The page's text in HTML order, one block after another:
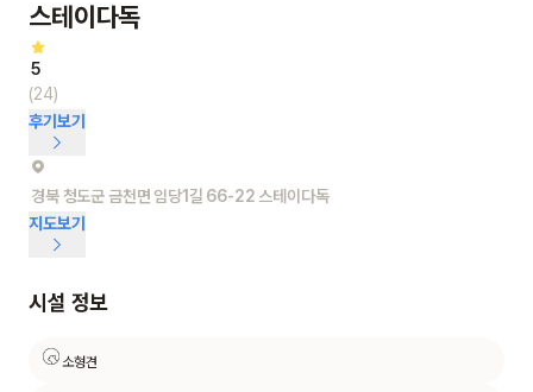
스테이다독
5
(24)
후기보기
경북 청도군 금천면 임당1길 66-22 스테이다독
지도보기
시설 정보
소형견